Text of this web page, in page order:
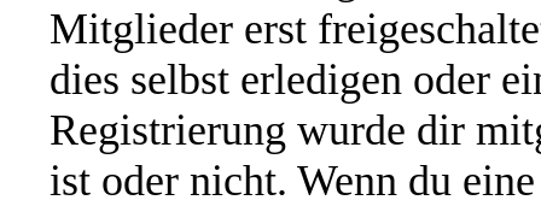
Mitglieder erst
dies selbst erledigen oder
Registrierung wurde dir
ist oder nicht. Wenn du